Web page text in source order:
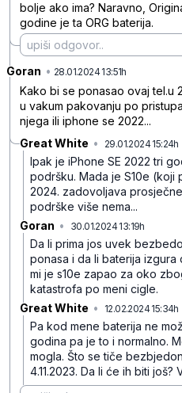
bolje ako ima? Naravno,
godine je ta ORG baterija.
Goran • 28.01.2024 13:51h
Kako bi se ponasao ovaj tel.u
u vakum pakovanju po
njega ili iphone se 2022...
Great White • 29.01.2024 15:24h
Ipak je iPhone SE 2022 tri
podršku. Mada je S10e (koji
2024. zadovoljava
podrške više nema...
Goran • 30.01.2024 13:19h
Da li prima jos uvek
ponasa i da li baterija izgura
mi je s10e zapao za oko
katastrofa po meni cigle.
Great White • 12.02.2024 15:34h
Pa kod mene baterija ne
godina pa je to i normalno.
mogla. Što se tiče
4.11.2023. Da li će ih biti još?